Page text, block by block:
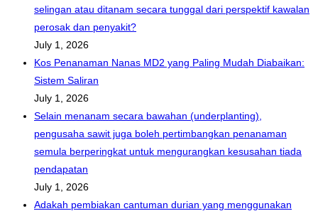
selingan atau ditanam secara tunggal dari perspektif kawalan
perosak dan penyakit?
July 1, 2026
Kos Penanaman Nanas MD2 yang Paling Mudah Diabaikan:
Sistem Saliran
July 1, 2026
Selain menanam secara bawahan (underplanting),
pengusaha sawit juga boleh pertimbangkan penanaman
semula berperingkat untuk mengurangkan kesusahan tiada
pendapatan
July 1, 2026
Adakah pembiakan cantuman durian yang menggunakan